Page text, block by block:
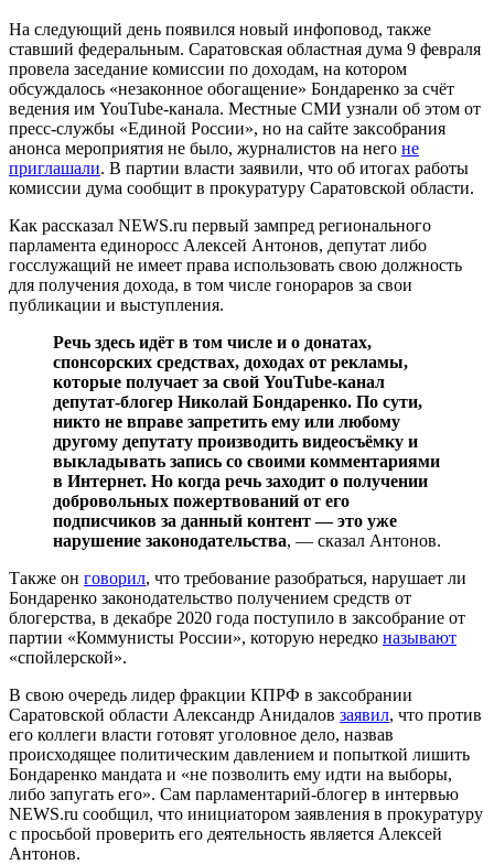
На следующий день появился новый инфоповод, также
ставший федеральным. Саратовская областная дума 9 февраля
провела заседание комиссии по доходам, на котором
обсуждалось «незаконное обогащение» Бондаренко за счёт
ведения им YouTube-канала. Местные СМИ узнали об этом от
пресс-службы «Единой России», но на сайте заксобрания
анонса мероприятия не было, журналистов на него не
приглашали. В партии власти заявили, что об итогах работы
комиссии дума сообщит в прокуратуру Саратовской области.
Как рассказал NEWS.ru первый зампред регионального
парламента единоросс Алексей Антонов, депутат либо
госслужащий не имеет права использовать свою должность
для получения дохода, в том числе гонораров за свои
публикации и выступления.
Речь здесь идёт в том числе и о донатах,
спонсорских средствах, доходах от рекламы,
которые получает за свой YouTube-канал
депутат-блогер Николай Бондаренко. По сути,
никто не вправе запретить ему или любому
другому депутату производить видеосъёмку и
выкладывать запись со своими комментариями
в Интернет. Но когда речь заходит о получении
добровольных пожертвований от его
подписчиков за данный контент — это уже
нарушение законодательства, — сказал Антонов.
Также он говорил, что требование разобраться, нарушает ли
Бондаренко законодательство получением средств от
блогерства, в декабре 2020 года поступило в заксобрание от
партии «Коммунисты России», которую нередко называют
«спойлерской».
В свою очередь лидер фракции КПРФ в заксобрании
Саратовской области Александр Анидалов заявил, что против
его коллеги власти готовят уголовное дело, назвав
происходящее политическим давлением и попыткой лишить
Бондаренко мандата и «не позволить ему идти на выборы,
либо запугать его». Сам парламентарий-блогер в интервью
NEWS.ru сообщил, что инициатором заявления в прокуратуру
с просьбой проверить его деятельность является Алексей
Антонов.